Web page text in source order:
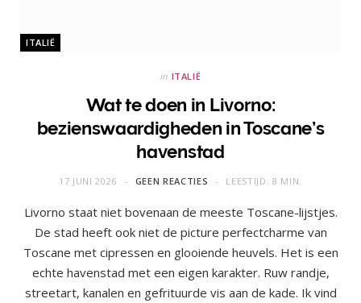
ITALIË
in ITALIË
Wat te doen in Livorno:
bezienswaardigheden in Toscane’s
havenstad
17 JUNI 2026 GEEN REACTIES LEESTIJD: 8 MIN.
Livorno staat niet bovenaan de meeste Toscane-lijstjes.
De stad heeft ook niet de picture perfectcharme van
Toscane met cipressen en glooiende heuvels. Het is een
echte havenstad met een eigen karakter. Ruw randje,
streetart, kanalen en gefrituurde vis aan de kade. Ik vind